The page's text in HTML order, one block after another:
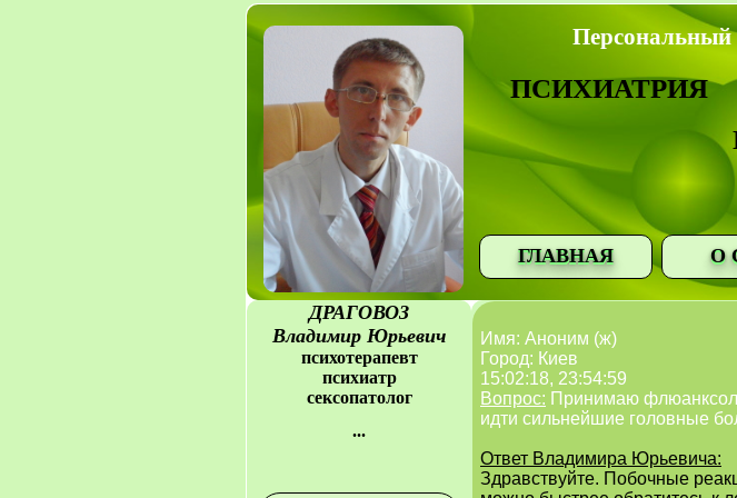
Персональный
ПСИХИАТРИЯ
ГЛАВНАЯ О
ДРАГОВОЗ
Владимир Юрьевич
психотерапевт
психиатр
сексопатолог
...
Имя: Аноним (ж)
Город: Киев
15:02:18, 23:54:59
Вопрос: Принимаю флюанксол,
идти сильнейшие головные
Ответ Владимира Юрьевича:
Здравствуйте. Побочные